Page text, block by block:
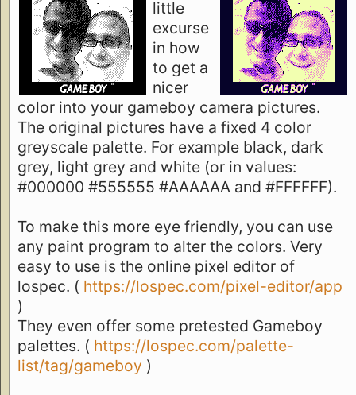
little
excurse
in how
to get a
nicer
color into your gameboy camera pictures.
The original pictures have a fixed 4 color
greyscale palette. For example black, dark
grey, light grey and white (or in values:
#000000 #555555 #AAAAAA and #FFFFFF).
To make this more eye friendly, you can use
any paint program to alter the colors. Very
easy to use is the online pixel editor of
lospec. ( https://lospec.com/pixel-editor/app
)
They even offer some pretested Gameboy
palettes. ( https://lospec.com/palette-
list/tag/gameboy )